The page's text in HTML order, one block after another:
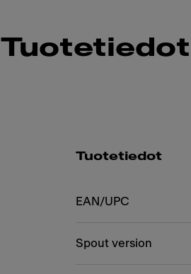
Tuotetiedot
Tuotetiedot
EAN/UPC
Spout version